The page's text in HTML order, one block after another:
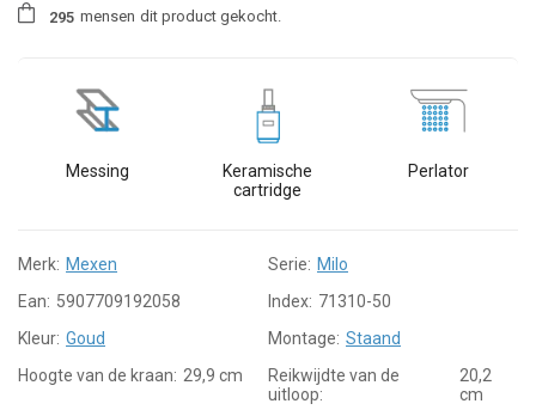
295 mensen dit product gekocht.
Messing
Keramische
cartridge
Perlator
Merk: Mexen Serie: Milo
Ean: 5907709192058 Index: 71310-50
Kleur: Goud Montage: Staand
Hoogte van de kraan: 29,9 cm
Reikwijdte van de
uitloop:
20,2
cm